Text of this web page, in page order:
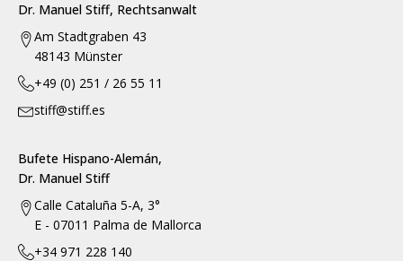
Dr. Manuel Stiff, Rechtsanwalt
Am Stadtgraben 43
48143 Münster
+49 (0) 251 / 26 55 11
stiff@stiff.es
Bufete Hispano-Alemán,
Dr. Manuel Stiff
Calle Cataluña 5-A, 3°
E - 07011 Palma de Mallorca
+34 971 228 140